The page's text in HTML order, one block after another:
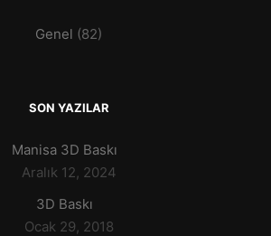
Genel (82)
SON YAZILAR
Manisa 3D Baskı
Aralık 12, 2024
3D Baskı
Ocak 29, 2018